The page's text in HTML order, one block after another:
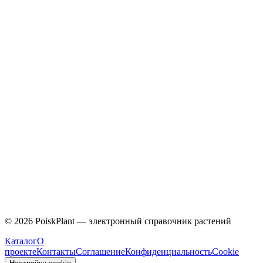
© 2026 PoiskPlant — электронный справочник растений
КаталогО
проектеКонтактыСоглашениеКонфиденциальностьCookie